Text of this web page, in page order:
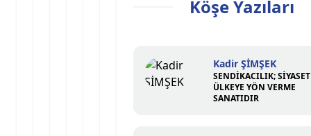
Köşe Yazıları
Kadir ŞİMŞEK
SENDİKACILIK;
ÜLKEYE YÖN VERME
SANATIDIR